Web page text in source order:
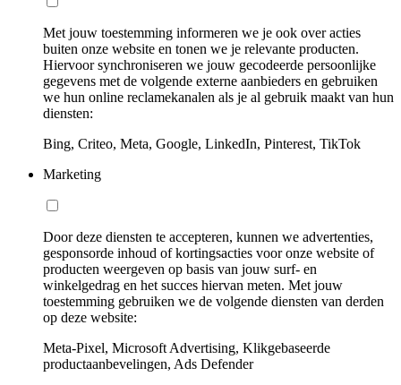
Met jouw toestemming informeren we je ook over acties
buiten onze website en tonen we je relevante producten.
Hiervoor synchroniseren we jouw gecodeerde persoonlijke
gegevens met de volgende externe aanbieders en gebruiken
we hun online reclamekanalen als je al gebruik maakt van hun
diensten:
Bing, Criteo, Meta, Google, LinkedIn, Pinterest, TikTok
Marketing
Door deze diensten te accepteren, kunnen we advertenties,
gesponsorde inhoud of kortingsacties voor onze website of
producten weergeven op basis van jouw surf- en
winkelgedrag en het succes hiervan meten. Met jouw
toestemming gebruiken we de volgende diensten van derden
op deze website:
Meta-Pixel, Microsoft Advertising, Klikgebaseerde
productaanbevelingen, Ads Defender